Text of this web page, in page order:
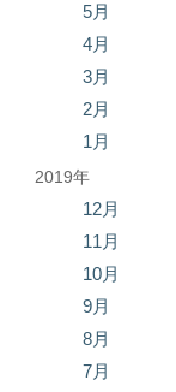
5月
4月
3月
2月
1月
2019年
12月
11月
10月
9月
8月
7月